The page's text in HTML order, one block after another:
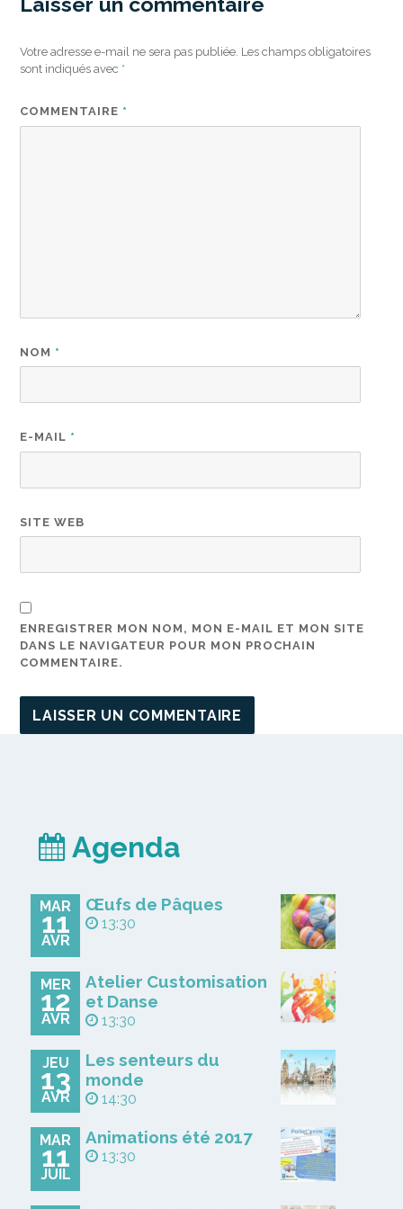
Votre adresse e-mail ne sera pas publiée. Les champs obligatoires
sont indiqués avec *
COMMENTAIRE *
NOM *
E-MAIL *
SITE WEB
ENREGISTRER MON NOM, MON E-MAIL ET MON SITE
DANS LE NAVIGATEUR POUR MON PROCHAIN
COMMENTAIRE.
Agenda
MAR
11
AVR
Œufs de Pâques
13:30
MER
12
AVR
Atelier Customisation
et Danse
13:30
JEU
13
AVR
Les senteurs du
monde
14:30
MAR
11
JUIL
Animations été 2017
13:30